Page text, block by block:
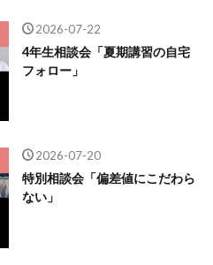
2026-07-22
4年生相談会「夏期講習の自宅
フォロー」
2026-07-20
特別相談会「偏差値にこだわら
ない」